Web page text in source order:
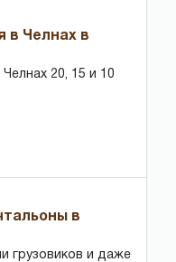
в Челнах в
20, 15 и 10
в
грузовиков и даже